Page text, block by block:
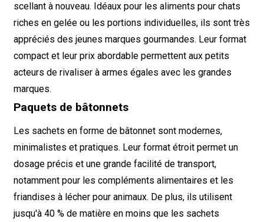
scellant à nouveau. Idéaux pour les aliments pour chats
riches en gelée ou les portions individuelles, ils sont très
appréciés des jeunes marques gourmandes. Leur format
compact et leur prix abordable permettent aux petits
acteurs de rivaliser à armes égales avec les grandes
marques.
Paquets de bâtonnets
Les sachets en forme de bâtonnet sont modernes,
minimalistes et pratiques. Leur format étroit permet un
dosage précis et une grande facilité de transport,
notamment pour les compléments alimentaires et les
friandises à lécher pour animaux. De plus, ils utilisent
jusqu'à 40 % de matière en moins que les sachets